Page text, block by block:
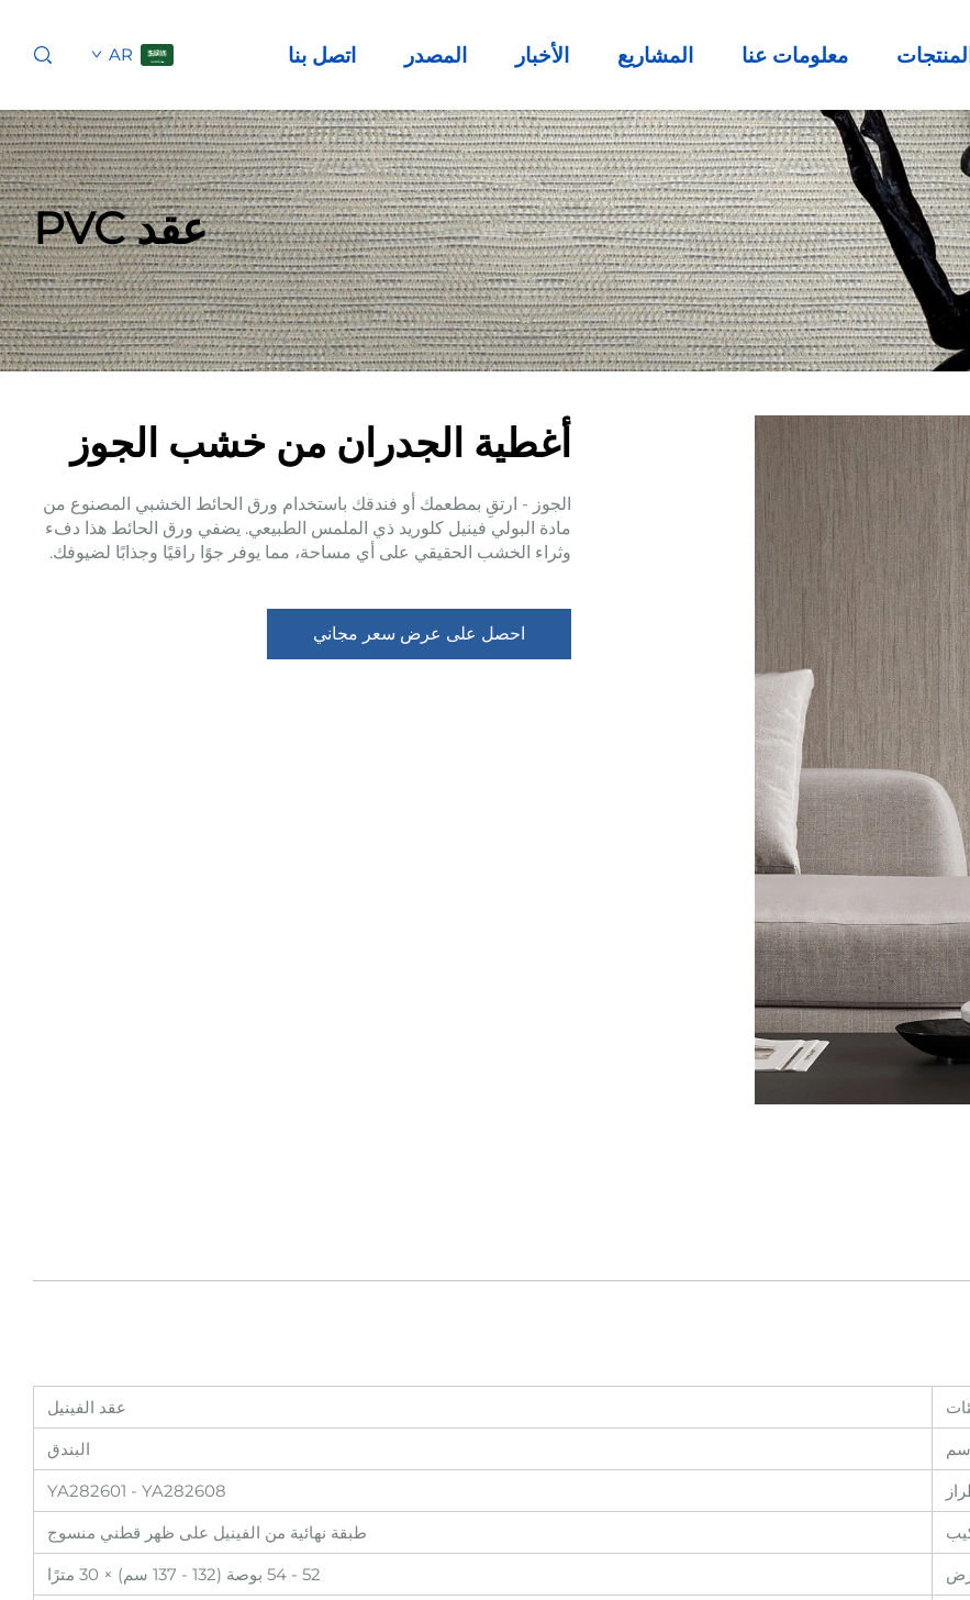
معلومات عنا المشاريع الأخبار المصدر اتصل بنا AR
عقد PVC
أغطية الجدران من خشب الجوز
الجوز - ارتقِ بمطعمك أو فندقك باستخدام ورق الحائط الخشبي المصنوع من
مادة البولي فينيل كلوريد ذي الملمس الطبيعي. يضفي ورق الحائط هذا دفء
وثراء الخشب الحقيقي على أي مساحة، مما يوفر جوًا راقيًا وجذابًا لضيوفك.
احصل على عرض سعر مجاني
عقد الفينيل
البندق
YA282601 - YA282608
طبقة نهائية من الفينيل على ظهر قطني منسوج
52 - 54 بوصة (132 - 137 سم) × 30 مترًا